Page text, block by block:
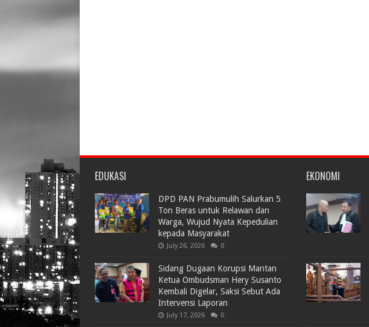
EDUKASI
DPD PAN Prabumulih Salurkan 5
Ton Beras untuk Relawan dan
Warga, Wujud Nyata Kepedulian
kepada Masyarakat
July 26, 2026 0
Sidang Dugaan Korupsi Mantan
Ketua Ombudsman Hery Susanto
Kembali Digelar, Saksi Sebut Ada
Intervensi Laporan
July 17, 2026 0
EKONOMI